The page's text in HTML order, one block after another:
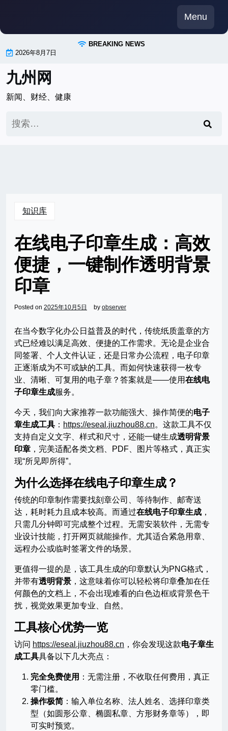
content
Menu
BREAKING NEWS
2026年8月7日
九州网
新闻、财经、健康
索：
知识库
在线电子印章生成：高效
便捷，一键制作透明背景
印章
Posted on 2025年10月5日 by observer
在当今数字化办公日益普及的时代，传统纸质盖章的方
式已经难以满足高效、便捷的工作需求。无论是企业合
同签署、个人文件认证，还是日常办公流程，电子印章
正逐渐成为不可或缺的工具。而如何快速获得一枚专
业、清晰、可复用的电子章？答案就是——使用在线电
子印章生成服务。
今天，我们向大家推荐一款功能强大、操作简便的电子
章生成工具 ： https://eseal.jiuzhou88.cn。这款工具不仅
支持自定义文字、样式和尺寸，还能一键生成透明背景
印章 ，完美适配各类文档、PDF、图片等格式，真正实
现“所见即所得”。
为什么选择在线电子印章生成？
传统的印章制作需要找刻章公司、等待制作、邮寄送
达，耗时耗力且成本较高。而通过在线电子印章生成 ，
只需几分钟即可完成整个过程。无需安装软件，无需专
业设计技能，打开网页就能操作。尤其适合紧急用章、
远程办公或临时签署文件的场景。
更值得一提的是，该工具生成的印章默认为PNG格式，
并带有透明背景 ，这意味着你可以轻松将印章叠加在任
何颜色的文档上，不会出现难看的白色边框或背景色干
扰，视觉效果更加专业、自然。
工具核心优势一览
访问 https://eseal.jiuzhou88.cn ，你会发现这款电子章生
成工具具备以下几大亮点：
完全免费使用 ：无需注册，不收取任何费用，真正
零门槛。
操作极简 ：输入单位名称、法人姓名、选择印章类
型（如圆形公章、椭圆私章、方形财务章等），即
可实时预览。